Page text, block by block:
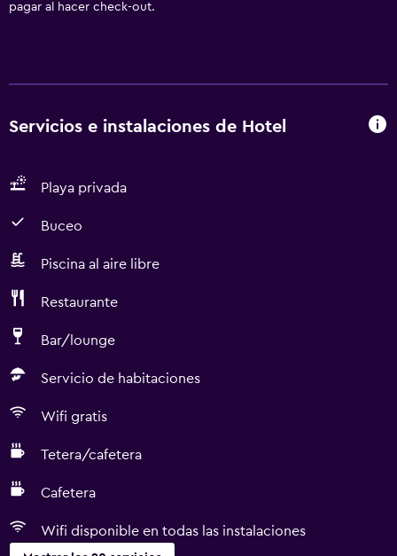
pagar al hacer check-out.
Servicios e instalaciones de Hotel
Playa privada
Buceo
Piscina al aire libre
Restaurante
Bar/lounge
Servicio de habitaciones
Wifi gratis
Tetera/cafetera
Cafetera
Wifi disponible en todas las instalaciones